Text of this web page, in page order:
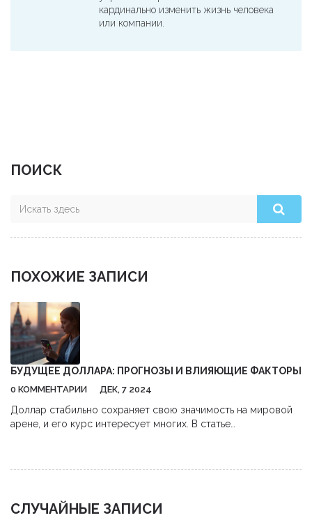
кардинально изменить жизнь человека
или компании.
ПОИСК
ПОХОЖИЕ ЗАПИСИ
БУДУЩЕЕ ДОЛЛАРА: ПРОГНОЗЫ И ВЛИЯЮЩИЕ ФАКТОРЫ
0 КОММЕНТАРИИ ДЕК, 7 2024
Доллар стабильно сохраняет свою значимость на мировой
арене, и его курс интересует многих. В статье
по управлению личными финансами и инвестициями в
СЛУЧАЙНЫЕ ЗАПИСИ